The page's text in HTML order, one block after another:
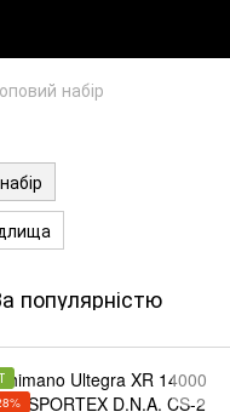
набір
популярністю